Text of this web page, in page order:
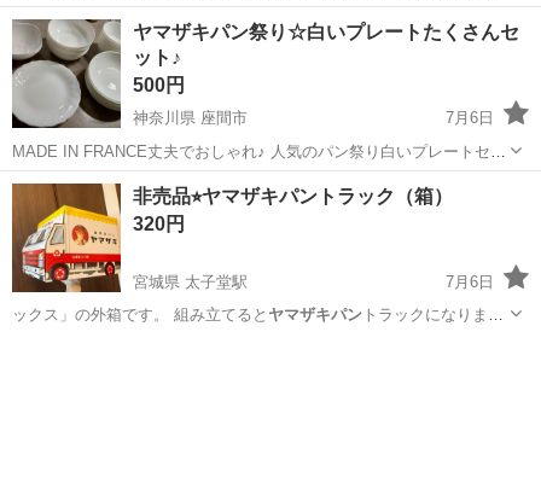
す。
香川 高松市 一宮駅 食器
ヤマザキパン祭り☆白いプレートたくさんセ
ット♪
500円
神奈川県 座間市
7月6日
MADE IN FRANCE丈夫でおしゃれ♪ 人気のパン祭り白いプレートセッ
トです☆ たくさんためましたが、飾るばかりであまり出番がなく… 使
用回数の少ないキレイな状態の物です。 なかなかシール集められない
方...
神奈川 座間市 食器
非売品⭐︎ヤマザキパントラック（箱）
320円
宮城県 太子堂駅
7月6日
ックス」の外箱です。 組み立てると ヤマザキパントラックになりまし